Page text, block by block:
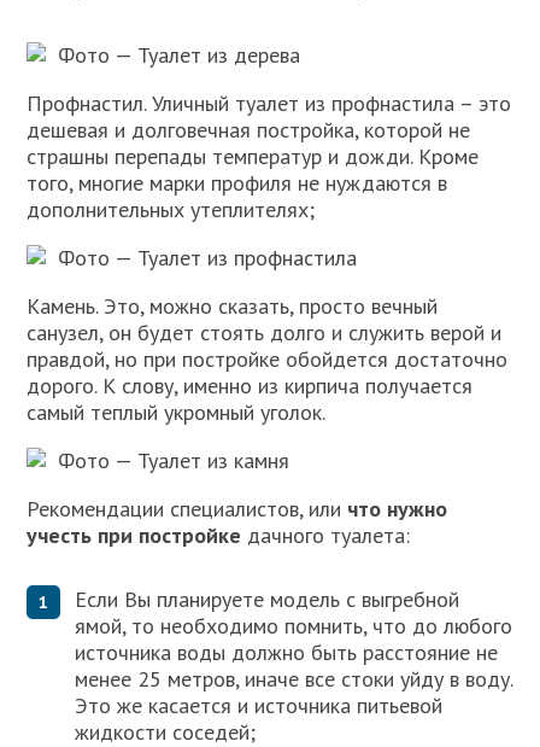
Фото — Туалет из дерева
Профнастил. Уличный туалет из профнастила – это
дешевая и долговечная постройка, которой не
страшны перепады температур и дожди. Кроме
того, многие марки профиля не нуждаются в
дополнительных утеплителях;
Фото — Туалет из профнастила
Камень. Это, можно сказать, просто вечный
санузел, он будет стоять долго и служить верой и
правдой, но при постройке обойдется достаточно
дорого. К слову, именно из кирпича получается
самый теплый укромный уголок.
Фото — Туалет из камня
Рекомендации специалистов, или что нужно
учесть при постройке дачного туалета:
Если Вы планируете модель с выгребной
ямой, то необходимо помнить, что до любого
источника воды должно быть расстояние не
менее 25 метров, иначе все стоки уйду в воду.
Это же касается и источника питьевой
жидкости соседей;